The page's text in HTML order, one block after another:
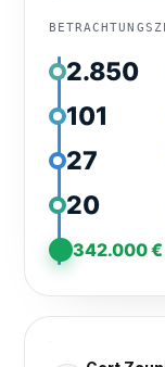
2.850
101
27
20
342.000 €